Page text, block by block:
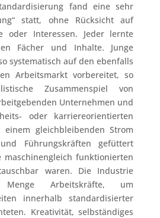
fand eine sehr
statt, ohne Rücksicht auf
oder Interessen. Jeder lernte
Fächer und Inhalte. Junge
systematisch auf den ebenfalls
Arbeitsmarkt vorbereitet, so
Zusammenspiel von
Unternehmen und
oder karriereorientierten
gleichbleibenden Strom
Führungskräften gefüttert
funktionierten
waren. Die Industrie
Arbeitskräfte, um
innerhalb standardisierter
Kreativität, selbständiges